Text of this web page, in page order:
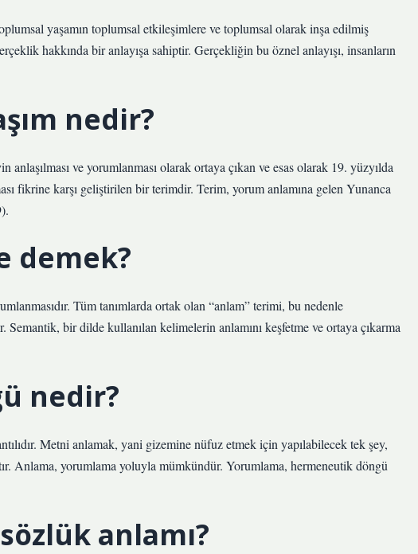
yaşamın toplumsal etkileşimlere ve toplumsal olarak inşa edilmiş
hakkında bir anlayışa sahiptir. Gerçekliğin bu öznel anlayışı, insanların
nedir?
ve yorumlanması olarak ortaya çıkan ve esas olarak 19. yüzyılda
fikrine karşı geliştirilen bir terimdir. Terim, yorum anlamına gelen Yunanca
demek?
Tüm tanımlarda ortak olan “anlam” terimi, bu nedenle
Semantik, bir dilde kullanılan kelimelerin anlamını keşfetme ve ortaya çıkarma
nedir?
Metni anlamak, yani gizemine nüfuz etmek için yapılabilecek tek şey,
Anlama, yorumlama yoluyla mümkündür. Yorumlama, hermeneutik döngü
anlamı?